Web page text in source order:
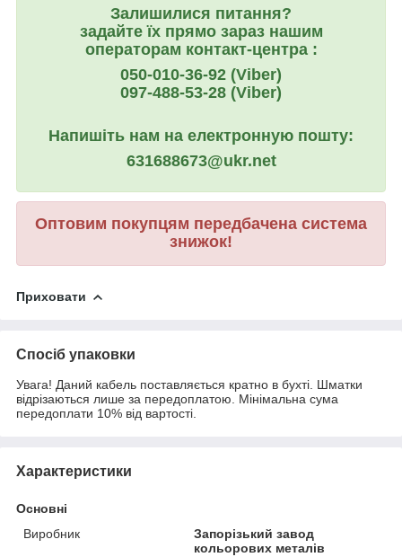
Залишилися питання?
задайте їх прямо зараз нашим
операторам контакт-центра :
050-010-36-92 (Viber)
097-488-53-28 (Viber)
Напишіть нам на електронную пошту:
631688673@ukr.net
Оптовим покупцям передбачена система
знижок!
Приховати
Спосіб упаковки
Увага! Даний кабель поставляється кратно в бухті. Шматки
відрізаються лише за передоплатою. Мінімальна сума
передоплати 10% від вартості.
Характеристики
Основні
Виробник
Запорізький завод
кольорових металів